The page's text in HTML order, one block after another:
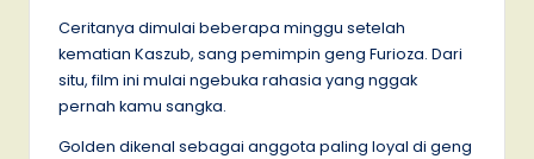
Ceritanya dimulai beberapa minggu setelah
kematian Kaszub, sang pemimpin geng Furioza. Dari
situ, film ini mulai ngebuka rahasia yang nggak
pernah kamu sangka.
Golden dikenal sebagai anggota paling loyal di geng